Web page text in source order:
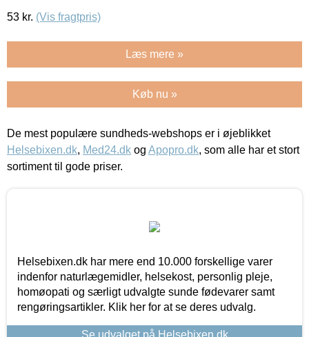
53 kr. (Vis fragtpris)
Læs mere »
Køb nu »
De mest populære sundheds-webshops er i øjeblikket
Helsebixen.dk, Med24.dk og Apopro.dk, som alle har et stort
sortiment til gode priser.
Helsebixen.dk har mere end 10.000 forskellige varer
indenfor naturlægemidler, helsekost, personlig pleje,
homøopati og særligt udvalgte sunde fødevarer samt
rengøringsartikler. Klik her for at se deres udvalg.
Se udvalget på Helsebixen.dk